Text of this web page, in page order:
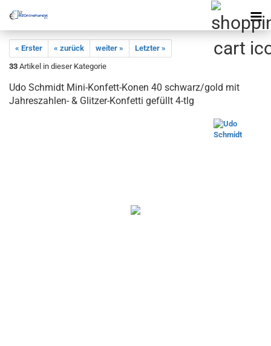
« Erster « zurück weiter »
Letzter »
33 Artikel in dieser Kategorie
Udo Schmidt Mini-Konfett-Konen 40 schwarz/gold mit
Jahreszahlen- & Glitzer-Konfetti gefüllt 4-tlg